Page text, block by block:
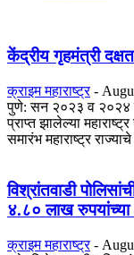
केंद्रीय गृहमंत्री
क्राइम महाराष्ट्र -
​पुणे: सन २०२३ व २०२४
प्राप्त झालेल्या
समारंभ महाराष्ट्र
विश्रांतवाडी
४.८० लाख रुपयांच्या
क्राइम महाराष्ट्र -